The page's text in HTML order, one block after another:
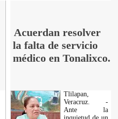
Acuerdan resolver
la falta de servicio
médico en Tonalixco.
Tlilapan,
Veracruz. -
Ante la